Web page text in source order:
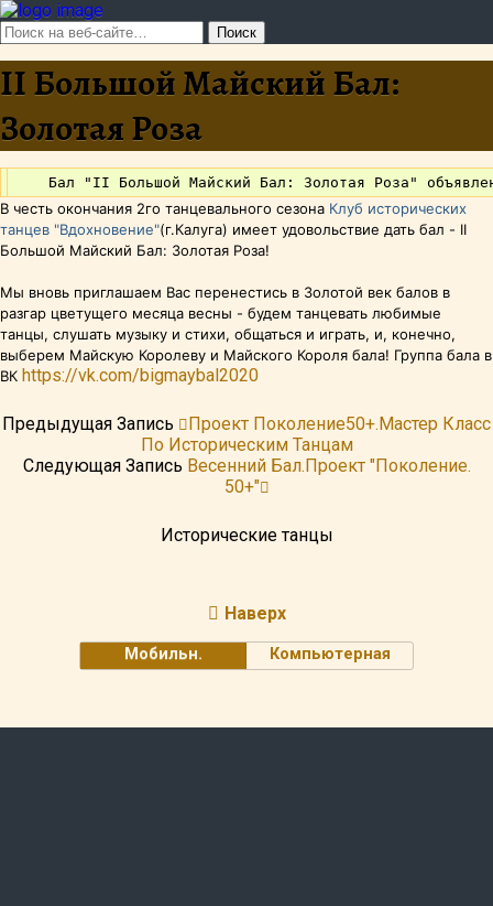
II Большой Майский Бал:
Золотая Роза
В честь окончания 2го танцевального сезона Клуб исторических
танцев "Вдохновение"(г.Калуга) имеет удовольствие дать бал - II
Большой Майский Бал: Золотая Роза!
Мы вновь приглашаем Вас перенестись в Золотой век балов в
разгар цветущего месяца весны - будем танцевать любимые
танцы, слушать музыку и стихи, общаться и играть, и, конечно,
выберем Майскую Королеву и Майского Короля бала! Группа бала в
ВК https://vk.com/bigmaybal2020
Предыдущая Запись
Проект Поколение50+.Мастер Класс
По Историческим Танцам
Следующая Запись Весенний Бал.Проект "Поколение.
50+"
Исторические танцы
Наверх
Мобильн. Компьютерная